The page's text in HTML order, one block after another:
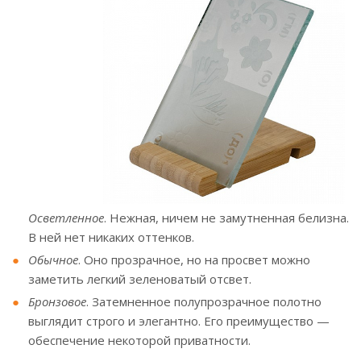
Осветленное. Нежная, ничем не замутненная белизна.
В ней нет никаких оттенков.
Обычное. Оно прозрачное, но на просвет можно
заметить легкий зеленоватый отсвет.
Бронзовое. Затемненное полупрозрачное полотно
выглядит строго и элегантно. Его преимущество —
обеспечение некоторой приватности.